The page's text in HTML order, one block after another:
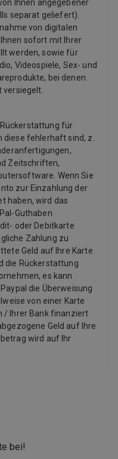
Ihnen angegebener
separat geliefert).
von digitalen
sofort mit Ihrer
werden, sowie für
Videospiele, Sex- und
bei denen
für
fehlerhaft sind, z.
Zeitschriften,
Wenn Sie
zur Einzahlung der
haben, wird das
Guthaben
oder Debitkarte
Zahlung zu
Geld auf Ihre Karte
die Rückerstattung
es kann
die Überweisung
von einer Karte
/ Ihrer Bank finanziert
Geld auf Ihre
wird auf Ihr
bei!